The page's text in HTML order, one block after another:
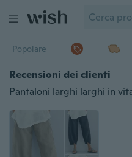
Popolare
Recensioni dei clienti